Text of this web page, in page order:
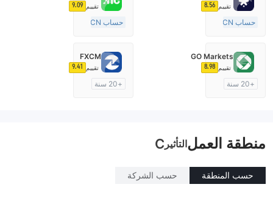
تقييم 8.56
حساب ECN
صناعة السوق (MM)
تقييم 9.09
حساب ECN
صناعة السوق (MM)
GO Markets
تقييم 8.98
+20 سنة
FXCM
تقييم 9.41
+20 سنة
منطقة العملالتأثير C
حسب المنطقة حسب الشركة